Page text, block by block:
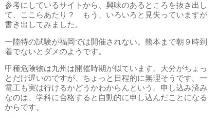
参考にしているサイトから、興味のあるところを抜き出し
て、ここらあたり？ もう、いろいろと見失っていますが
書き出してみました。
一陸特の試験が福岡では開催されない。熊本まで朝９時到
着でないとダメのようです。
甲種危険物は九州は開催時期が似ています。大分がちょっ
とだけ遅いのですが、ちょっと日程的に無理そうです。一
電工も実は行けるかどうかわからんという。申し込み済み
なのは、学科に合格すると自動的に申し込んだことになる
からです。